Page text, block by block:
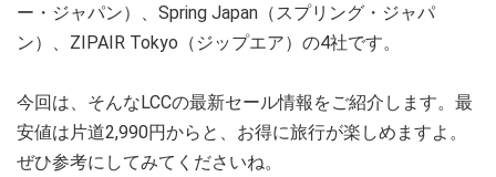
ー・ジャパン）、Spring Japan（スプリング・ジャパ
ン）、ZIPAIR Tokyo（ジップエア）の4社です。
今回は、そんなLCCの最新セール情報をご紹介します。最
安値は片道2,990円からと、お得に旅行が楽しめますよ。
ぜひ参考にしてみてくださいね。